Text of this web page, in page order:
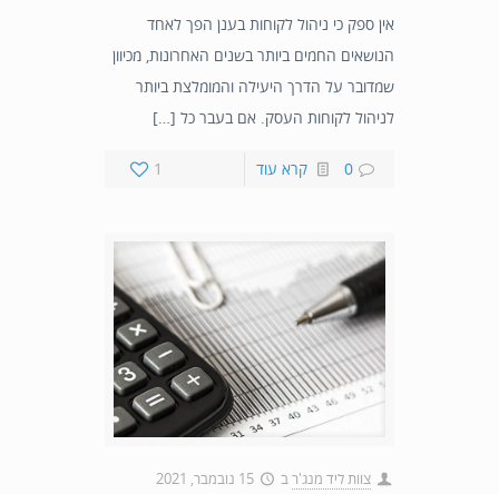
אין ספק כי ניהול לקוחות בענן הפך לאחד
הנושאים החמים ביותר בשנים האחרונות, מכיוון
שמדובר על הדרך היעילה והמומלצת ביותר
לניהול לקוחות העסק. אם בעבר כל […]
1 0 קרא עוד
צוות ליד מנג'רב 15 נובמבר, 2021